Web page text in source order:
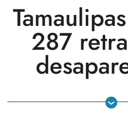
287